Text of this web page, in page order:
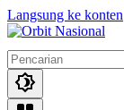
Langsung ke konten